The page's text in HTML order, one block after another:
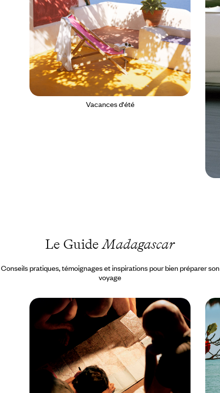
Vacances d'été
Le GuideMadagascar
Conseils pratiques, témoignages et inspirations pour bien préparer son
voyage